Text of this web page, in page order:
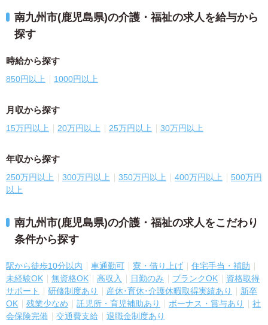
南九州市(鹿児島県)の介護・福祉の求人を給与から
探す
時給から探す
850円以上 1000円以上
月収から探す
15万円以上 20万円以上 25万円以上 30万円以上
年収から探す
250万円以上 300万円以上 350万円以上 400万円以上
500万円
以上
南九州市(鹿児島県)の介護・福祉の求人をこだわり
条件から探す
駅から徒歩10分以内 車通勤可 寮・借り上げ
住宅手当・補助
未経験OK
無資格OK 高収入 日勤のみ ブランクOK
資格取得
サポート
研修制度あり 産休･育休･介護休暇取得実績あり
新卒
OK
残業少なめ 託児所・育児補助あり ボーナス・賞与あり
社
会保険完備
交通費支給 退職金制度あり